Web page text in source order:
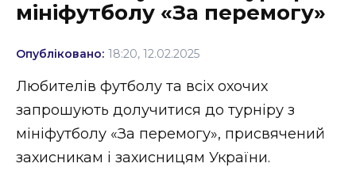
Культура
Освіта
Події
Політика
Соціум
мініфутболу «За перемогу»
Опубліковано: 18:20, 12.02.2025
Любителів футболу та всіх охочих
запрошують долучитися до турніру з
мініфутболу «За перемогу», присвячений
захисникам і захисницям України.